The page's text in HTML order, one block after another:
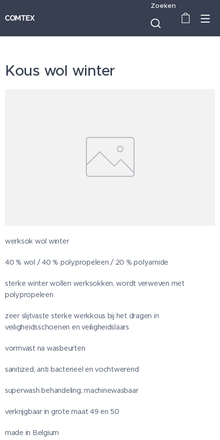
COMTEX
Zoeken
Kous wol winter
werksok wol winter
40 % wol / 40 % polypropeleen / 20 % polyamide
sterke winter wollen werksokken, wordt verweven met
polypropeleen
zeer slijtvaste sterke werkkous bij het dragen in
veiligheidsschoenen en veiligheidslaars
vormvast na wasbeurten
sanitized, anti bacterieel en vochtwerend
superwash behandeling, machinewasbaar
verkrijgbaar in grote maat 49 en 50
made in Belgium